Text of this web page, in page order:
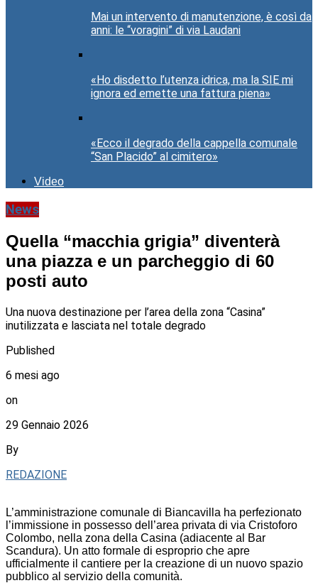
Mai un intervento di manutenzione, è così da
anni: le “voragini” di via Laudani
«Ho disdetto l’utenza idrica, ma la SIE mi
ignora ed emette una fattura piena»
«Ecco il degrado della cappella comunale
“San Placido” al cimitero»
Video
News
Quella “macchia grigia” diventerà
una piazza e un parcheggio di 60
posti auto
Una nuova destinazione per l’area della zona “Casina”
inutilizzata e lasciata nel totale degrado
Published
6 mesi ago
on
29 Gennaio 2026
By
REDAZIONE
L’amministrazione comunale di Biancavilla ha perfezionato
l’immissione in possesso dell’area privata di via Cristoforo
Colombo, nella zona della Casina (adiacente al Bar
Scandura). Un atto formale di esproprio che apre
ufficialmente il cantiere per la creazione di un nuovo spazio
pubblico al servizio della comunità.